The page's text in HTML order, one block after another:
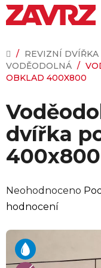
Přejít
na
DOMŮ
/ REVIZNÍ DVÍŘKA
VODĚODOLNÁ /
OBKLAD 400X800
dvířka
400x800
Průměrné
hodnocení
0,0
Neohodnoceno
hodnocení